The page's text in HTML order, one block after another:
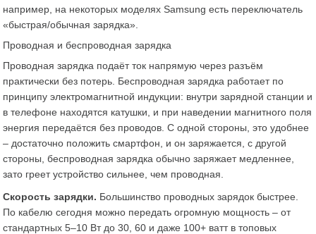
например, на некоторых моделях Samsung есть переключатель
«быстрая/обычная зарядка».
Проводная и беспроводная зарядка
Проводная зарядка подаёт ток напрямую через разъём
практически без потерь. Беспроводная зарядка работает по
принципу электромагнитной индукции: внутри зарядной станции и
в телефоне находятся катушки, и при наведении магнитного поля
энергия передаётся без проводов. С одной стороны, это удобнее
– достаточно положить смартфон, и он заряжается, с другой
стороны, беспроводная зарядка обычно заряжает медленнее,
зато греет устройство сильнее, чем проводная.
Скорость зарядки. Большинство проводных зарядок быстрее.
По кабелю сегодня можно передать огромную мощность – от
стандартных 5–10 Вт до 30, 60 и даже 100+ ватт в топовых